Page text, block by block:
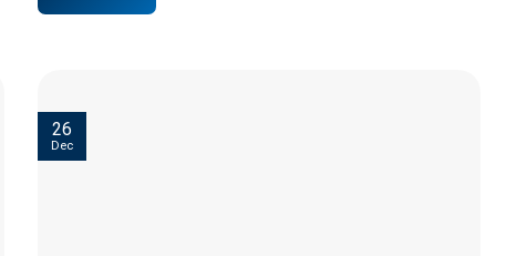
26
Dec